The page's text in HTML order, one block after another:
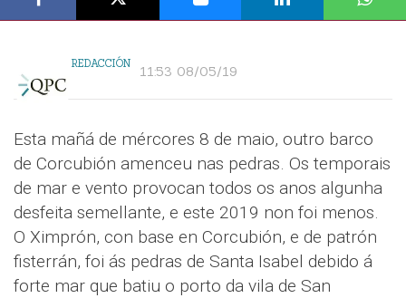
REDACCIÓN 11:53 08/05/19
Esta mañá de mércores 8 de maio, outro barco
de Corcubión amenceu nas pedras. Os temporais
de mar e vento provocan todos os anos algunha
desfeita semellante, e este 2019 non foi menos.
O Ximprón, con base en Corcubión, e de patrón
fisterrán, foi ás pedras de Santa Isabel debido á
forte mar que batiu o porto da vila de San